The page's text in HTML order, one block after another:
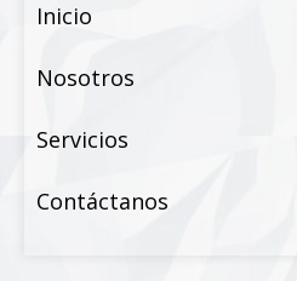
Inicio
Nosotros
Servicios
Contáctanos